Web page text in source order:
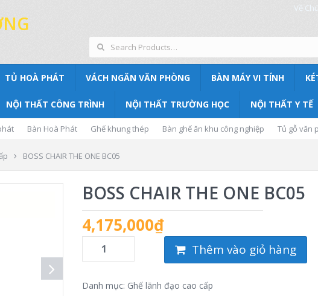
Về
TỦ HOÀ PHÁT VÁCH NGĂN VĂN PHÒNG BÀN MÁY VI TÍNH
NỘI THẤT CÔNG TRÌNH NỘI THẤT TRƯỜNG HỌC NỘI THẤT Y TẾ
Bàn Hoà Phát Ghế khung thép Bàn ghế ăn khu công nghiệp Tủ gỗ văn
BOSS CHAIR THE ONE BC05
BOSS CHAIR THE ONE BC05
4,175,000₫
Thêm vào giỏ hàng
Danh mục: Ghế lãnh đạo cao cấp